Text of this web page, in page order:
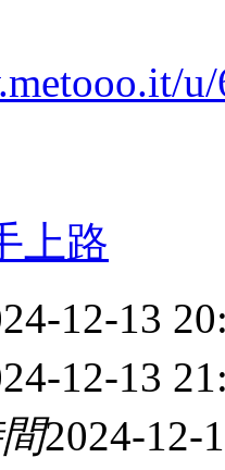
上路
12-13
12-13
2024-12-